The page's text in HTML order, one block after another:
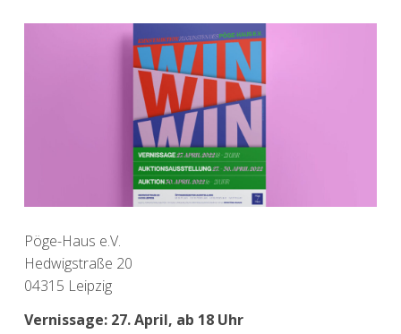
Pöge-Haus e.V.
Hedwigstraße 20
04315 Leipzig
Vernissage: 27. April, ab 18 Uhr